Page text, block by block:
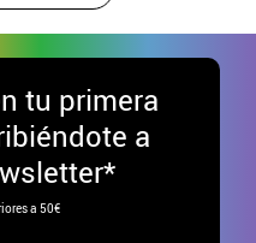
tu primera
a
a 50€